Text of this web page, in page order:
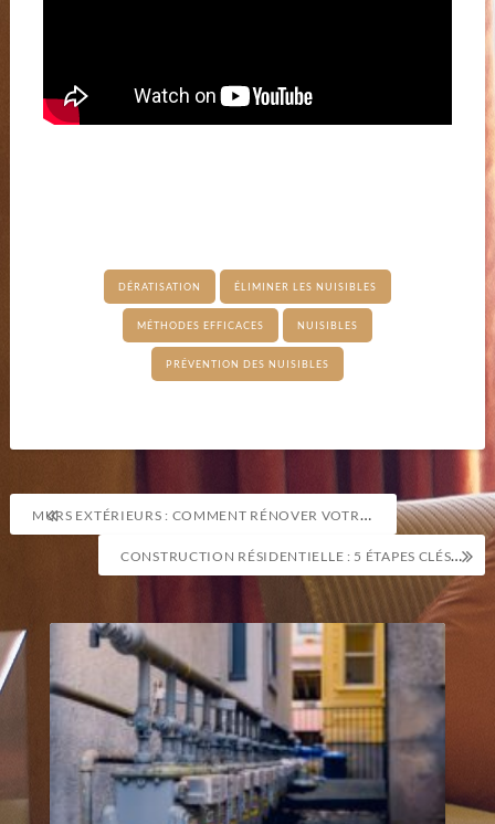
DÉRATISATION ÉLIMINER LES NUISIBLES
MÉTHODES EFFICACES NUISIBLES
PRÉVENTION DES NUISIBLES
Navigation
de
l’article
MURS EXTÉRIEURS : COMMENT RÉNOVER VOTRE FAÇADE AVEC STYLE ?
CONSTRUCTION RÉSIDENTIELLE : 5 ÉTAPES CLÉS POUR RÉUSSIR VOTRE PROJET